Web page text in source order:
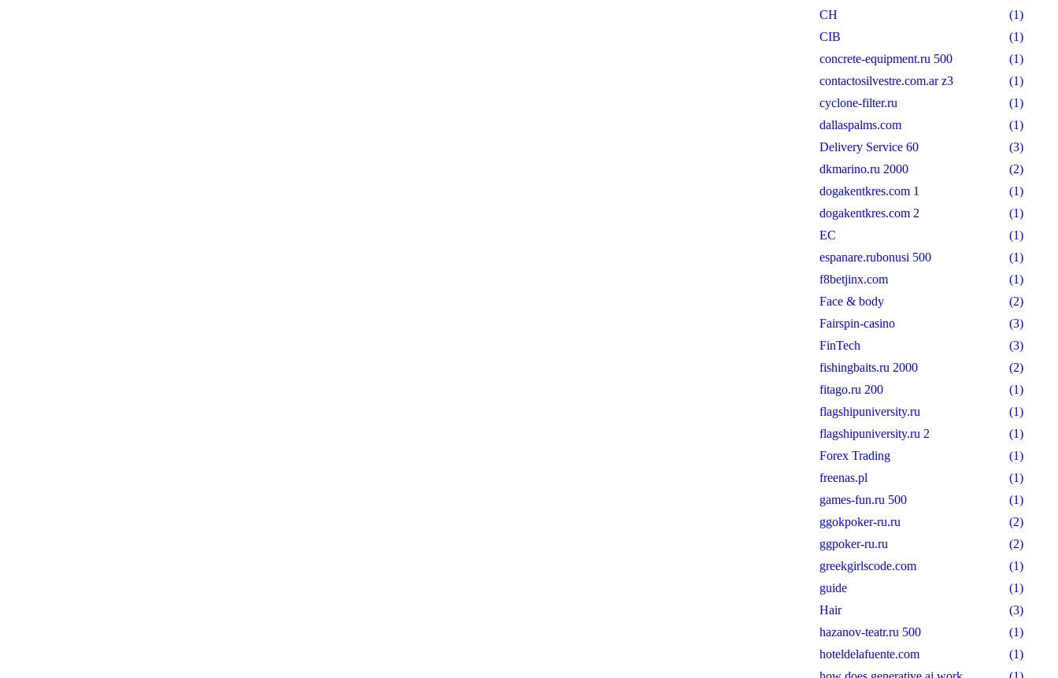
CH
(1)
CIB
(1)
concrete-equipment.ru 500
(1)
contactosilvestre.com.ar z3
(1)
cyclone-filter.ru
(1)
dallaspalms.com
(1)
Delivery Service 60
(3)
dkmarino.ru 2000
(2)
dogakentkres.com 1
(1)
dogakentkres.com 2
(1)
EC
(1)
espanare.rubonusi 500
(1)
f8betjinx.com
(1)
Face & body
(2)
Fairspin-casino
(3)
FinTech
(3)
fishingbaits.ru 2000
(2)
fitago.ru 200
(1)
flagshipuniversity.ru
(1)
flagshipuniversity.ru 2
(1)
Forex Trading
(1)
freenas.pl
(1)
games-fun.ru 500
(1)
ggokpoker-ru.ru
(2)
ggpoker-ru.ru
(2)
greekgirlscode.com
(1)
guide
(1)
Hair
(3)
hazanov-teatr.ru 500
(1)
hoteldelafuente.com
(1)